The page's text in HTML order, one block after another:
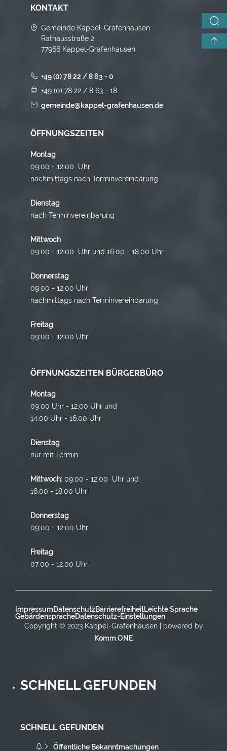
KONTAKT
Gemeinde Kappel-Grafenhausen
Rathausstraße 2
77966 Kappel-Grafenhausen
+49 (0) 78 22 / 8 63 - 0
+49 (0) 78 22 / 8 63 - 18
gemeinde@kappel-grafenhausen.de
ÖFFNUNGSZEITEN
Montag
09:00 - 12:00 Uhr
nachmittags nach Terminvereinbarung
Dienstag
nach Terminvereinbarung
Mittwoch
09:00 - 12:00 Uhr und 16.00 - 18.00 Uhr
Donnerstag
09:00 - 12:00 Uhr
nachmittags nach Terminvereinbarung
Freitag
09:00 - 12:00 Uhr
ÖFFNUNGSZEITEN BÜRGERBÜRO
Montag
09:00 Uhr - 12:00 Uhr und
14:00 Uhr - 16:00 Uhr
Dienstag
nur mit Termin
Mittwoch: 09:00 - 12:00 Uhr und
16.00 - 18.00 Uhr
Donnerstag
09:00 - 12:00 Uhr
Freitag
07:00 - 12:00 Uhr
ImpressumDatenschutzBarrierefreiheitLeichte Sprache
GebärdenspracheDatenschutz-Einstellungen
Copyright © 2023 Kappel-Grafenhausen | powered by
Komm.ONE
SCHNELL GEFUNDEN
SCHNELL GEFUNDEN
Öffentliche Bekanntmachungen